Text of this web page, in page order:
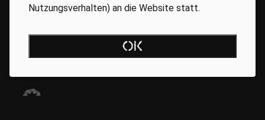
Regionale Partner
AGB
Nutzungsverhalten) an die Website statt.
OK